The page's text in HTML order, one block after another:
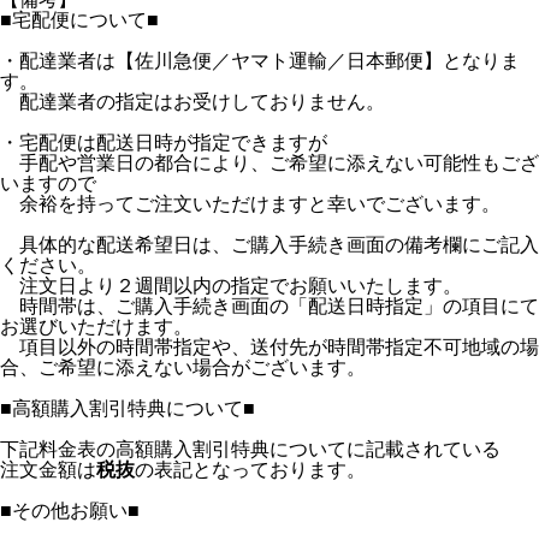
■宅配便について■
・配達業者は【佐川急便／ヤマト運輸／日本郵便】となりま
す。
配達業者の指定はお受けしておりません。
・宅配便は配送日時が指定できますが
手配や営業日の都合により、ご希望に添えない可能性もござ
いますので
余裕を持ってご注文いただけますと幸いでございます。
具体的な配送希望日は、ご購入手続き画面の備考欄にご記入
ください。
注文日より２週間以内の指定でお願いいたします。
時間帯は、ご購入手続き画面の「配送日時指定」の項目にて
お選びいただけます。
項目以外の時間帯指定や、送付先が時間帯指定不可地域の場
合、ご希望に添えない場合がございます。
■高額購入割引特典について■
下記料金表の高額購入割引特典についてに記載されている
注文金額は税抜の表記となっております。
■その他お願い■